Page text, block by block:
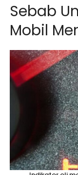
Sebab
Mobil